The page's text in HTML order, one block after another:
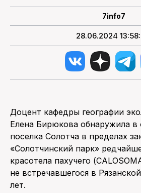
7info7
28.06.2024
Доцент кафедры географии
Елена Бирюкова обнаружила в
поселка Солотча в пределах
«Солотчинский парк»
красотела пахучего
не встречавшегося в
лет.